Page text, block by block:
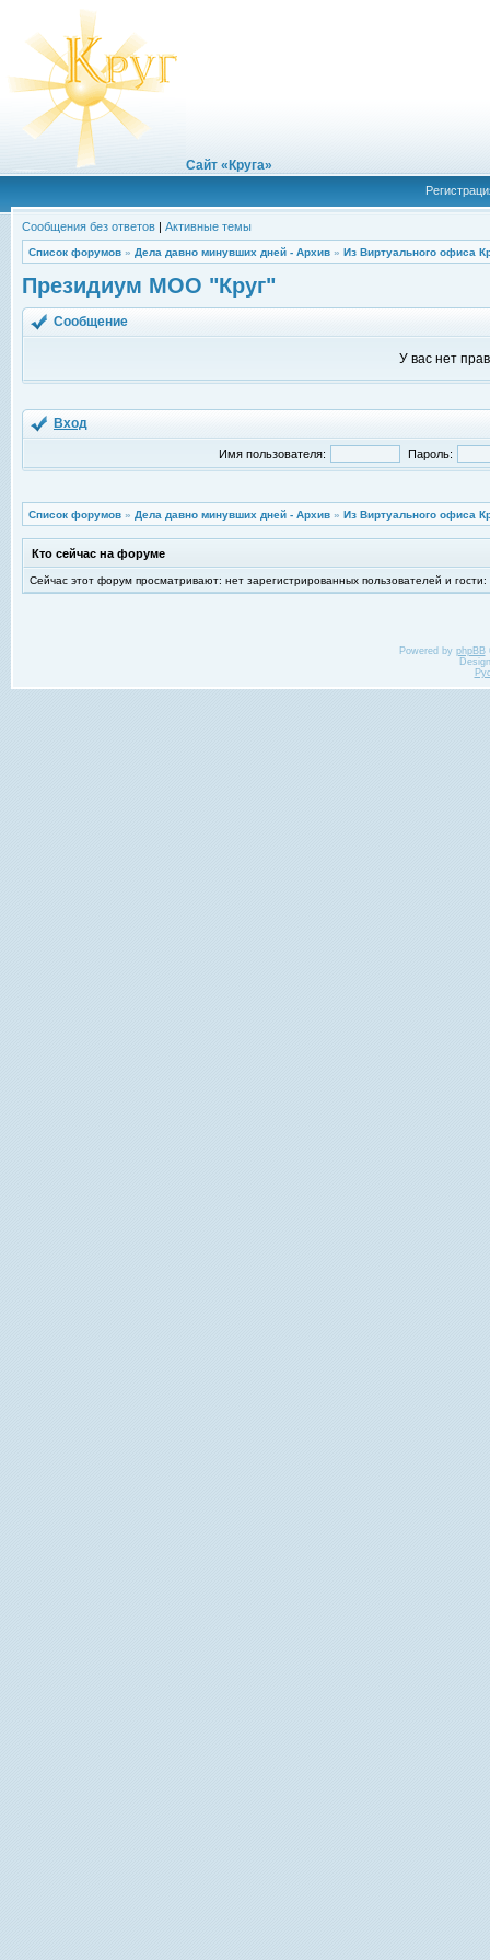
Сайт «Круга»
Сообщения без ответов | Активные темы
Список форумов » Дела давно минувших дней - Архив » Из Виртуального офиса
Президиум МОО "Круг"
Сообщение
У вас нет
Вход
Имя пользователя: Пароль:
Список форумов » Дела давно минувших дней - Архив » Из Виртуального офиса
Кто сейчас на форуме
Сейчас этот форум просматривают: нет зарегистрированных пользователей и гости:
Powered by phpBB